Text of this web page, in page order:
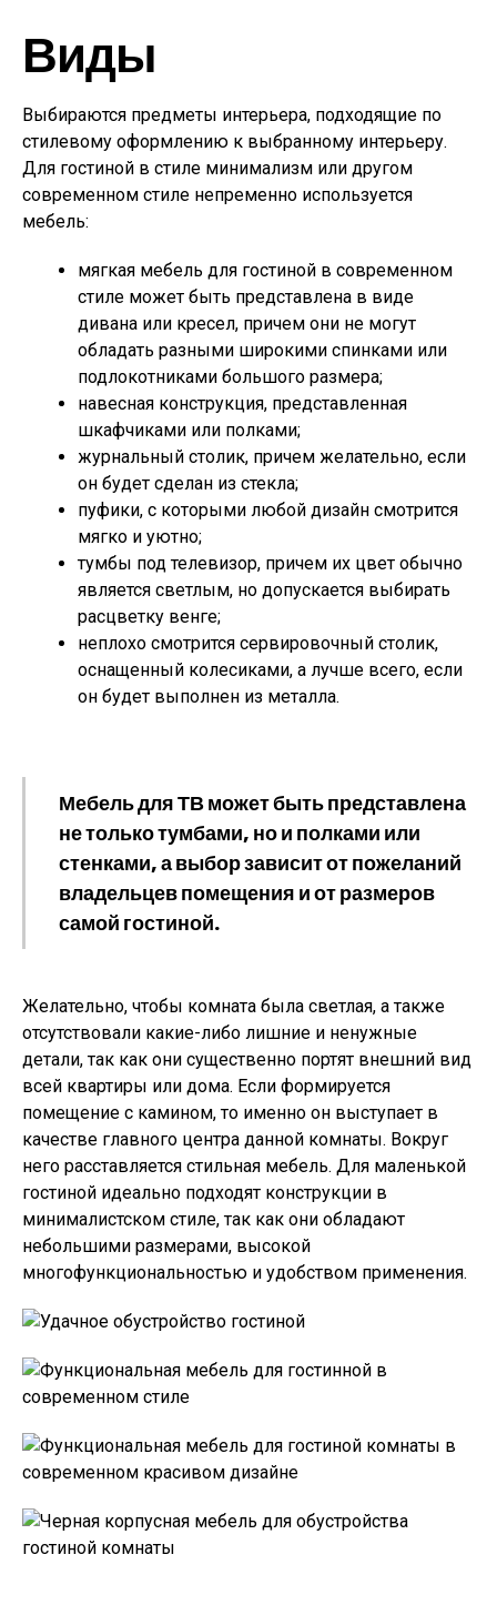
Виды
Выбираются предметы интерьера, подходящие по
стилевому оформлению к выбранному интерьеру.
Для гостиной в стиле минимализм или другом
современном стиле непременно используется
мебель:
мягкая мебель для гостиной в современном
стиле может быть представлена в виде
дивана или кресел, причем они не могут
обладать разными широкими спинками или
подлокотниками большого размера;
навесная конструкция, представленная
шкафчиками или полками;
журнальный столик, причем желательно, если
он будет сделан из стекла;
пуфики, с которыми любой дизайн смотрится
мягко и уютно;
тумбы под телевизор, причем их цвет обычно
является светлым, но допускается выбирать
расцветку венге;
неплохо смотрится сервировочный столик,
оснащенный колесиками, а лучше всего, если
он будет выполнен из металла.
Мебель для ТВ может быть представлена
не только тумбами, но и полками или
стенками, а выбор зависит от пожеланий
владельцев помещения и от размеров
самой гостиной.
Желательно, чтобы комната была светлая, а также
отсутствовали какие-либо лишние и ненужные
детали, так как они существенно портят внешний вид
всей квартиры или дома. Если формируется
помещение с камином, то именно он выступает в
качестве главного центра данной комнаты. Вокруг
него расставляется стильная мебель. Для маленькой
гостиной идеально подходят конструкции в
минималистском стиле, так как они обладают
небольшими размерами, высокой
многофункциональностью и удобством применения.